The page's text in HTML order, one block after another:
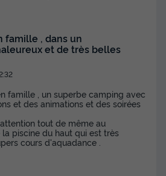
- CASITA POMELO - 29m²- 2
12/2026
385 €
les disponibilités
famille , dans un
et de très belles
famille , un superbe camping avec
et des animations et des soirées
tout de même au
piscine du haut qui est très
cours d'aquadance .